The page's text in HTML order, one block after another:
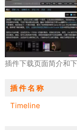
插件下载页面简介和
插 件 名 称
Timeline